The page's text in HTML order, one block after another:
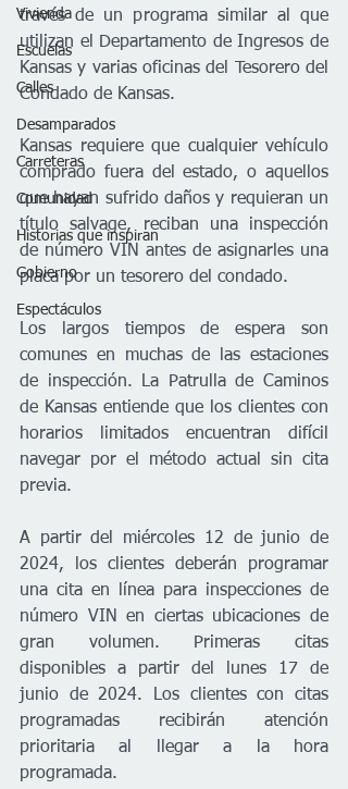
Vivienda
Escuelas
Calles
Desamparados
Carreteras
Comunidad
Historias que inspiran
Gobierno
Espectáculos
través de un programa similar al que
utilizan el Departamento de Ingresos de
Kansas y varias oficinas del Tesorero del
Condado de Kansas.
Kansas requiere que cualquier vehículo
comprado fuera del estado, o aquellos
que hayan sufrido daños y requieran un
título salvage, reciban una inspección
de número VIN antes de asignarles una
placa por un tesorero del condado.
Los largos tiempos de espera son
comunes en muchas de las estaciones
de inspección. La Patrulla de Caminos
de Kansas entiende que los clientes con
horarios limitados encuentran difícil
navegar por el método actual sin cita
previa.
A partir del miércoles 12 de junio de
2024, los clientes deberán programar
una cita en línea para inspecciones de
número VIN en ciertas ubicaciones de
gran volumen. Primeras citas
disponibles a partir del lunes 17 de
junio de 2024. Los clientes con citas
programadas recibirán atención
prioritaria al llegar a la hora
programada.